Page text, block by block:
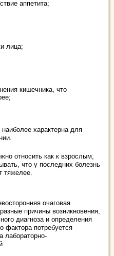
аппетита;
лица;
кишечника, что
характерна для
относить как к взрослым,
что у последних болезнь
тяжелее.
очаговая
причины возникновения,
диагноза и определения
фактора потребуется
лабораторно-